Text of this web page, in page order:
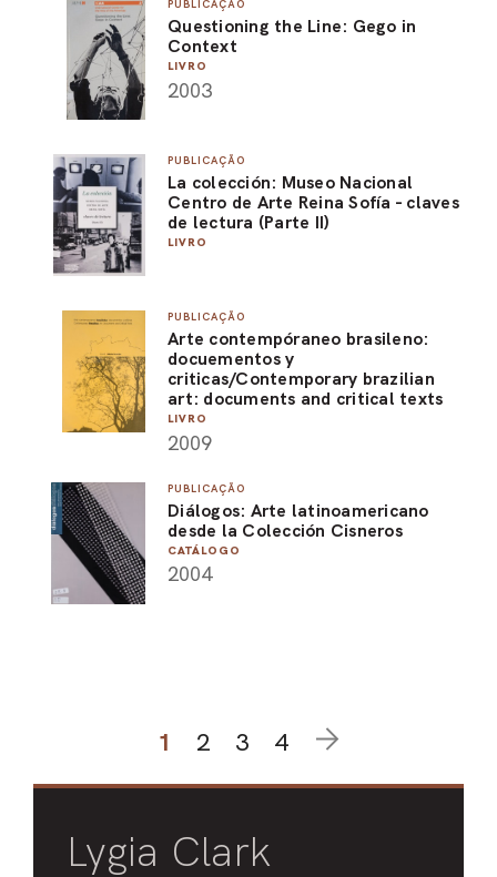
PUBLICAÇÃO
Questioning the Line: Gego in
Context
LIVRO
2003
PUBLICAÇÃO
La colección: Museo Nacional
Centro de Arte Reina Sofía - claves
de lectura (Parte II)
LIVRO
PUBLICAÇÃO
Arte contempóraneo brasileno:
docuementos y
criticas/Contemporary brazilian
art: documents and critical texts
LIVRO
2009
PUBLICAÇÃO
Diálogos: Arte latinoamericano
desde la Colección Cisneros
CATÁLOGO
2004
1 2 3 4
Lygia Clark